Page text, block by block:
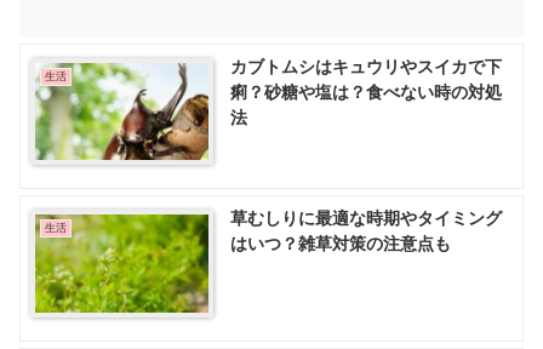
生活
カブトムシはキュウリやスイカで下
痢？砂糖や塩は？食べない時の対処
法
生活
草むしりに最適な時期やタイミング
はいつ？雑草対策の注意点も